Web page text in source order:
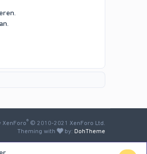
XenForo® © 2010-2021 XenForo Ltd.
Theming with
by: DohTheme